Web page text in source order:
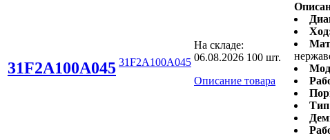
31F2A100A045 31F2A100A045
На складе:
06.08.2026 100 шт.
Описание товара
Тип